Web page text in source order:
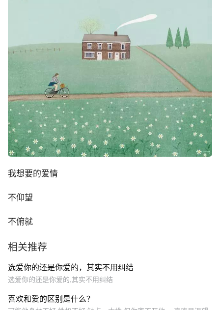
我想要的爱情
不仰望
不俯就
相关推荐
选爱你的还是你爱的，其实不用纠结
选爱你的还是你爱的,其实不用纠结
喜欢和爱的区别是什么？